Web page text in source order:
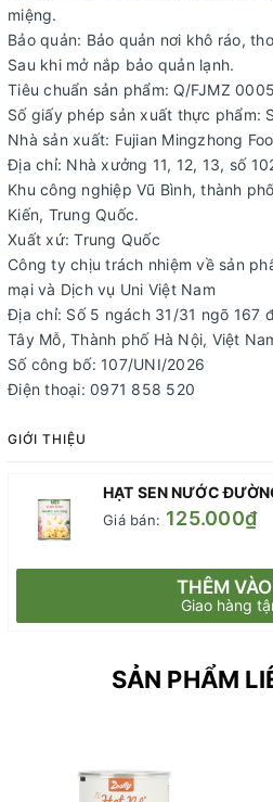
miệng.
Bảo quản: Bảo quản nơi khô ráo,
Sau khi mở nắp bảo quản lạnh.
Tiêu chuẩn sản phẩm: Q/FJMZ
Số giấy phép sản xuất thực phẩm:
Nhà sản xuất: Fujian Mingzhong
Địa chỉ: Nhà xưởng 11, 12, 13, số
Khu công nghiệp Vũ Bình, thành
Kiến, Trung Quốc.
Xuất xứ: Trung Quốc
Công ty chịu trách nhiệm về sản
mại và Dịch vụ Uni Việt Nam
Địa chỉ: Số 5 ngách 31/31 ngõ 167
Tây Mỗ, Thành phố Hà Nội, Việt
Số công bố: 107/UNI/2026
Điện thoại: 0971 858 520
GIỚI THIỆU
HẠT SEN NƯỚC
Giá bán: 125.000₫
THÊM
Giao hàng
SẢN PHẨM